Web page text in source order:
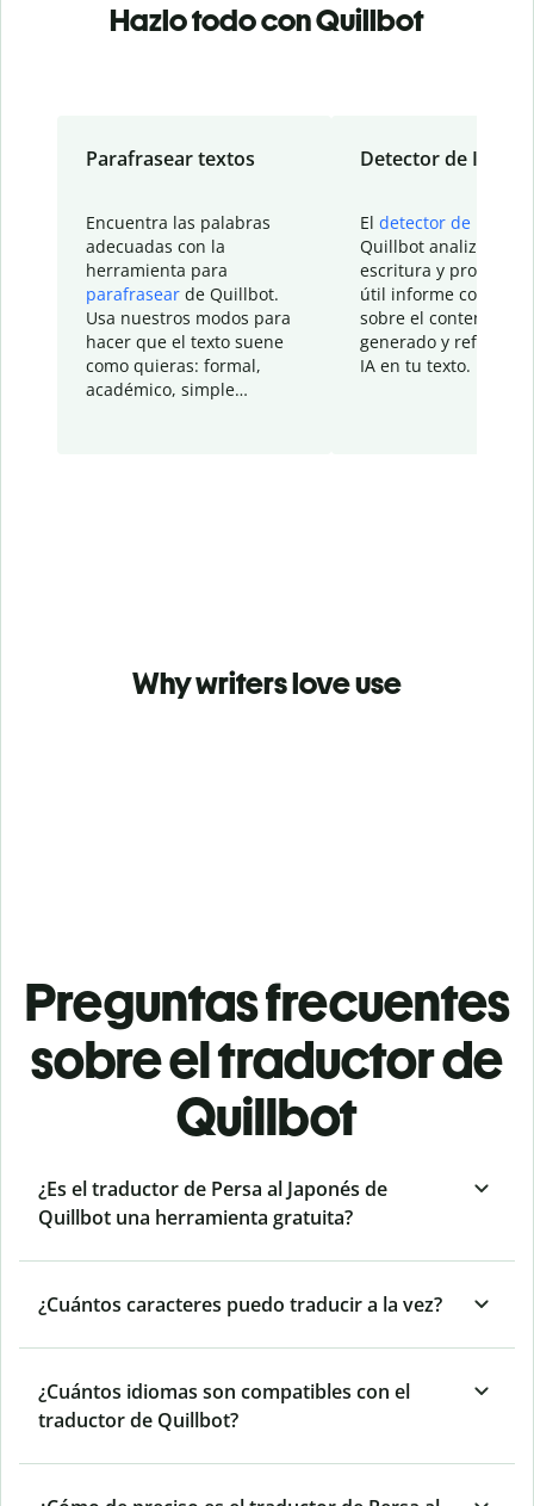
Hazlo todo con Quillbot
Parafrasear textos
Encuentra las palabras
adecuadas con la
herramienta para
parafrasear de Quillbot.
Usa nuestros modos para
hacer que el texto suene
como quieras: formal,
académico, simple…
Detector de IA
El detector de IA
Quillbot analiza tu
escritura y
útil informe con
sobre el contenido
generado y refinado
IA en tu texto.
Why writers love use
Preguntas frecuentes
sobre el traductor de
Quillbot
¿Es el traductor de Persa al Japonés de
Quillbot una herramienta gratuita?
¿Cuántos caracteres puedo traducir a la vez?
¿Cuántos idiomas son compatibles con el
traductor de Quillbot?